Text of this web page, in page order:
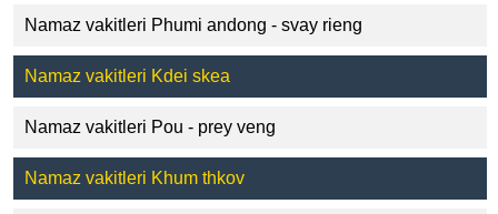
Namaz vakitleri Phumi andong - svay rieng
Namaz vakitleri Kdei skea
Namaz vakitleri Pou - prey veng
Namaz vakitleri Khum thkov